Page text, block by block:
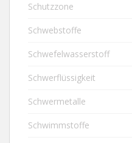
Schutzzone
Schwebstoffe
Schwefelwasserstoff
Schwerflüssigkeit
Schwermetalle
Schwimmstoffe